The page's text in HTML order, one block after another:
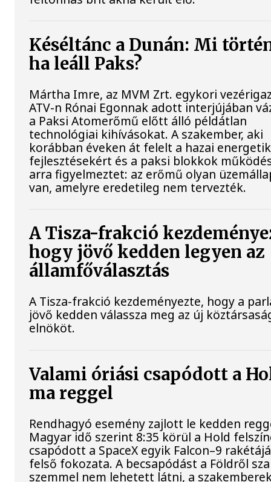
Késéltánc a Dunán: Mi
ha leáll Paks?
Mártha Imre, az MVM Zrt. egykori
ATV-n Rónai Egonnak adott interjújában
a Paksi Atomerőmű előtt álló példátlan
technológiai kihívásokat. A szakember, aki
korábban éveken át felelt a hazai
fejlesztésekért és a paksi blokkok
arra figyelmeztet: az erőmű olyan
van, amelyre eredetileg nem tervezték.
A Tisza-frakció
hogy jövő kedden legyen az
államfőválasztás
A Tisza-frakció kezdeményezte, hogy a
jövő kedden válassza meg az új
elnököt.
Valami óriási csapódott a
ma reggel
Rendhagyó esemény zajlott le kedden
Magyar idő szerint 8:35 körül a Hold
csapódott a SpaceX egyik Falcon–9
felső fokozata. A becsapódást a Földről
szemmel nem lehetett látni, a